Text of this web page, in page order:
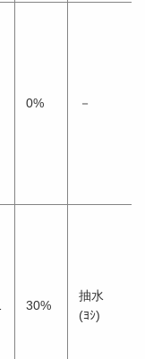
0% －
30%
抽水
(ﾖｼ)